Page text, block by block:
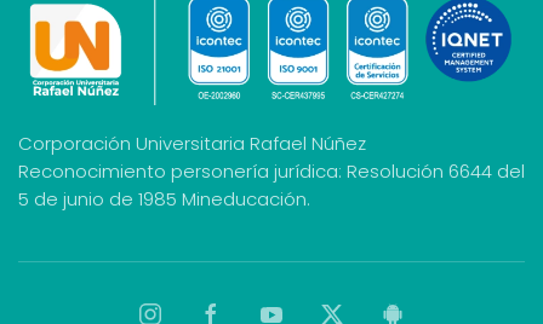
Corporación Universitaria Rafael Núñez
Reconocimiento personería jurídica: Resolución 6644 del
5 de junio de 1985 Mineducación.